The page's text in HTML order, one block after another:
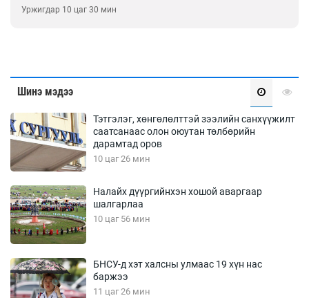
Уржигдар 10 цаг 30 мин
Шинэ мэдээ
Тэтгэлэг, хөнгөлөлттэй зээлийн санхүүжилт
саатсанаас олон оюутан төлбөрийн
дарамтад оров
10 цаг 26 мин
Налайх дүүргийнхэн хошой аваргаар
шалгарлаа
10 цаг 56 мин
БНСУ-д хэт халсны улмаас 19 хүн нас
баржээ
11 цаг 26 мин